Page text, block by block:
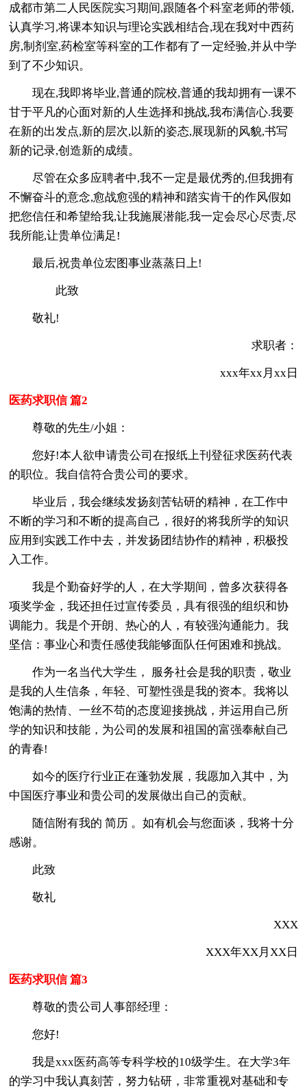
成都市第二人民医院实习期间,跟随各个科室老师的带领,
认真学习,将课本知识与理论实践相结合,现在我对中西药
房,制剂室,药检室等科室的工作都有了一定经验,并从中学
到了不少知识。
现在,我即将毕业,普通的院校,普通的我却拥有一课不
甘于平凡的心面对新的人生选择和挑战,我布满信心.我要
在新的出发点,新的层次,以新的姿态,展现新的风貌,书写
新的记录,创造新的成绩。
尽管在众多应聘者中,我不一定是最优秀的,但我拥有
不懈奋斗的意念,愈战愈强的精神和踏实肯干的作风假如
把您信任和希望给我,让我施展潜能,我一定会尽心尽责,尽
我所能,让贵单位满足!
最后,祝贵单位宏图事业蒸蒸日上!
此致
敬礼!
求职者：
xxx年xx月xx日
医药求职信 篇2
尊敬的先生/小姐：
您好!本人欲申请贵公司在报纸上刊登征求医药代表
的职位。我自信符合贵公司的要求。
毕业后，我会继续发扬刻苦钻研的精神，在工作中
不断的学习和不断的提高自己，很好的将我所学的知识
应用到实践工作中去，并发扬团结协作的精神，积极投
入工作。
我是个勤奋好学的人，在大学期间，曾多次获得各
项奖学金，我还担任过宣传委员，具有很强的组织和协
调能力。我是个开朗、热心的人，有较强沟通能力。我
坚信：事业心和责任感使我能够面队任何困难和挑战。
作为一名当代大学生， 服务社会是我的职责，敬业
是我的人生信条，年轻、可塑性强是我的资本。我将以
饱满的热情、一丝不苟的态度迎接挑战，并运用自己所
学的知识和技能，为公司的发展和祖国的富强奉献自己
的青春!
如今的医疗行业正在蓬勃发展，我愿加入其中，为
中国医疗事业和贵公司的发展做出自己的贡献。
随信附有我的 简历 。如有机会与您面谈，我将十分
感谢。
此致
敬礼
XXX
XXX年XX月XX日
医药求职信 篇3
尊敬的贵公司人事部经理：
您好!
我是xxx医药高等专科学校的10级学生。在大学3年
的学习中我认真刻苦，努力钻研，非常重视对基础和专